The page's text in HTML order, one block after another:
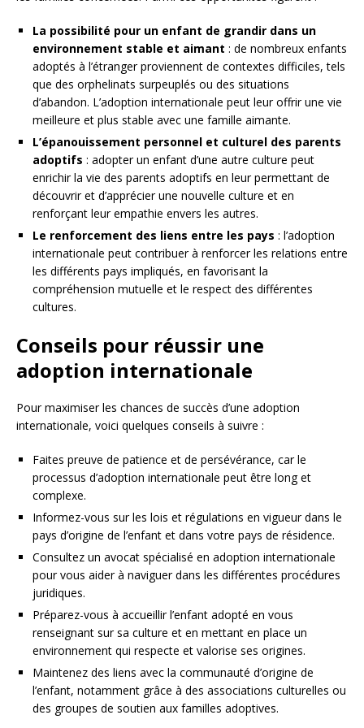
La possibilité pour un enfant de grandir dans un
environnement stable et aimant : de nombreux enfants
adoptés à l’étranger proviennent de contextes difficiles, tels
que des orphelinats surpeuplés ou des situations
d’abandon. L’adoption internationale peut leur offrir une vie
meilleure et plus stable avec une famille aimante.
L’épanouissement personnel et culturel des parents
adoptifs : adopter un enfant d’une autre culture peut
enrichir la vie des parents adoptifs en leur permettant de
découvrir et d’apprécier une nouvelle culture et en
renforçant leur empathie envers les autres.
Le renforcement des liens entre les pays : l’adoption
internationale peut contribuer à renforcer les relations entre
les différents pays impliqués, en favorisant la
compréhension mutuelle et le respect des différentes
cultures.
Conseils pour réussir une
adoption internationale
Pour maximiser les chances de succès d’une adoption
internationale, voici quelques conseils à suivre :
Faites preuve de patience et de persévérance, car le
processus d’adoption internationale peut être long et
complexe.
Informez-vous sur les lois et régulations en vigueur dans le
pays d’origine de l’enfant et dans votre pays de résidence.
Consultez un avocat spécialisé en adoption internationale
pour vous aider à naviguer dans les différentes procédures
juridiques.
Préparez-vous à accueillir l’enfant adopté en vous
renseignant sur sa culture et en mettant en place un
environnement qui respecte et valorise ses origines.
Maintenez des liens avec la communauté d’origine de
l’enfant, notamment grâce à des associations culturelles ou
des groupes de soutien aux familles adoptives.